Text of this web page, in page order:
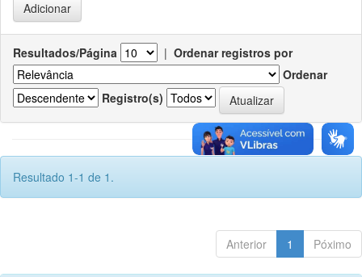
Resultados/Página | Ordenar registros por
Ordenar
Registro(s)
Resultado 1-1 de 1.
Anterior 1 Póximo